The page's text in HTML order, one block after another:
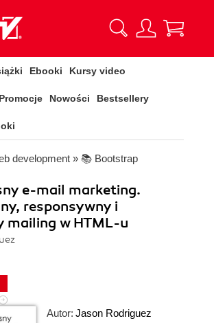
Ebooki Kursy video
Promocje Nowości Bestsellery
development » 📚 Bootstrap
e-mail marketing.
responsywny i
mailing w HTML-u
Autor: Jason Rodriguez